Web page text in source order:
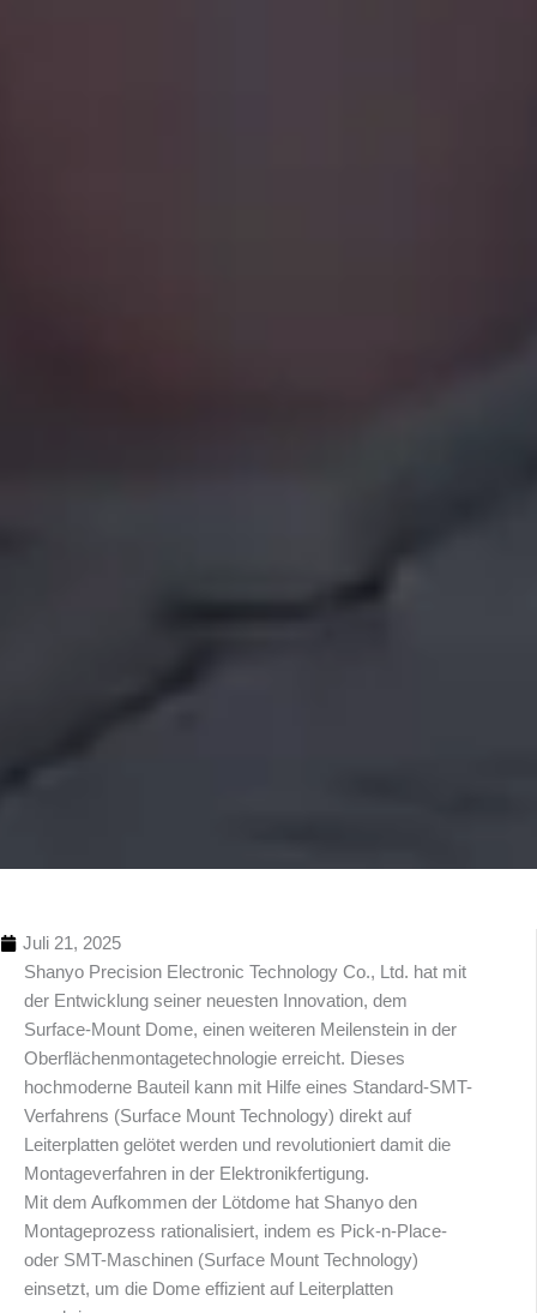
Juli 21, 2025
Shanyo Precision Electronic Technology Co., Ltd. hat mit
der Entwicklung seiner neuesten Innovation, dem
Surface-Mount Dome, einen weiteren Meilenstein in der
Oberflächenmontagetechnologie erreicht. Dieses
hochmoderne Bauteil kann mit Hilfe eines Standard-SMT-
Verfahrens (Surface Mount Technology) direkt auf
Leiterplatten gelötet werden und revolutioniert damit die
Montageverfahren in der Elektronikfertigung.
Mit dem Aufkommen der Lötdome hat Shanyo den
Montageprozess rationalisiert, indem es Pick-n-Place-
oder SMT-Maschinen (Surface Mount Technology)
einsetzt, um die Dome effizient auf Leiterplatten